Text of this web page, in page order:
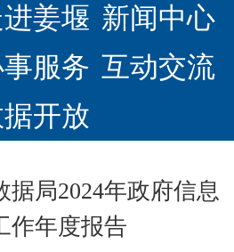
姜堰 新闻中心
服务 互动交流
开放
据局2024年政府信息
作年度报告